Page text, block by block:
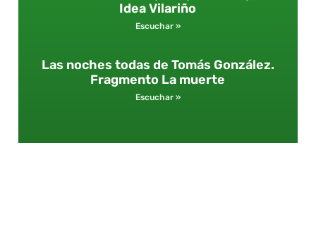
Idea Vilariño
Escuchar »
Las noches todas de Tomás González.
Fragmento La muerte
Escuchar »